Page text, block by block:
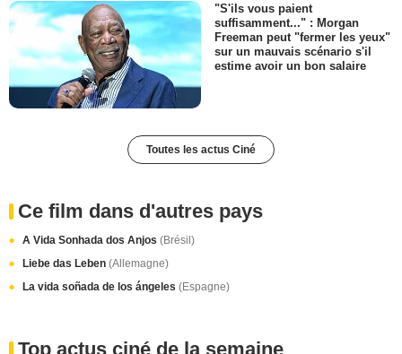
"S'ils vous paient
suffisamment..." : Morgan
Freeman peut "fermer les yeux"
sur un mauvais scénario s'il
estime avoir un bon salaire
Toutes les actus Ciné
Ce film dans d'autres pays
A Vida Sonhada dos Anjos (Brésil)
Liebe das Leben (Allemagne)
La vida soñada de los ángeles (Espagne)
Top actus ciné de la semaine